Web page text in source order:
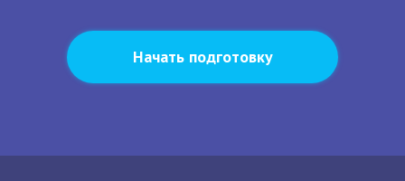
Начать подготовку